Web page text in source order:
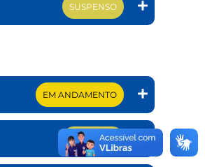
SUSPENSO
EM ANDAMENTO
SUSPENSO